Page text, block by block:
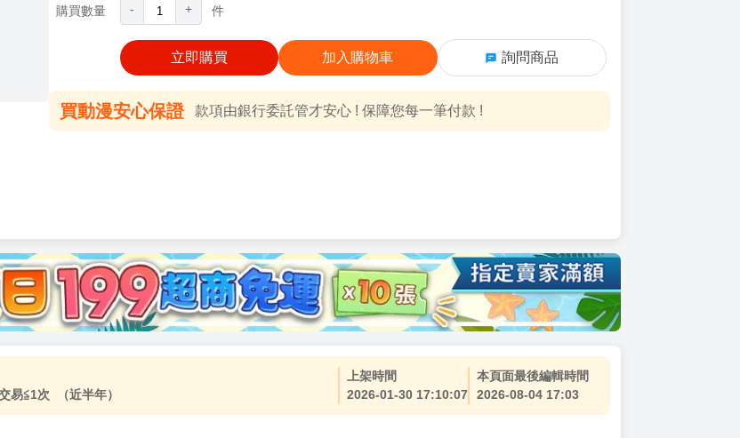
購買數量 - + 件
立即購買 加入購物車 詢問商品
買動漫安心保證 款項由銀行委託管才安心 ! 保障您每一筆付款 !